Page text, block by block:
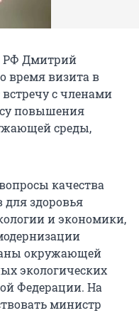
РФ Дмитрий
время визита в
с членами
повышения
среды,
качества
здоровья
и экономики,
окружающей
экологических
Федерации. На
министр